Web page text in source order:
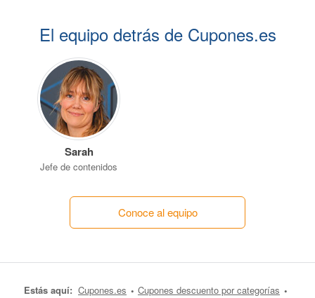
El equipo detrás de Cupones.es
Sarah
Jefe de contenidos
Conoce al equipo
Estás aquí: Cupones.es
Cupones descuento por categorías